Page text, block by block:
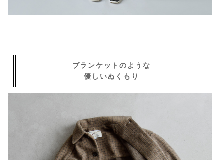
ブランケットのような
優しいぬくもり